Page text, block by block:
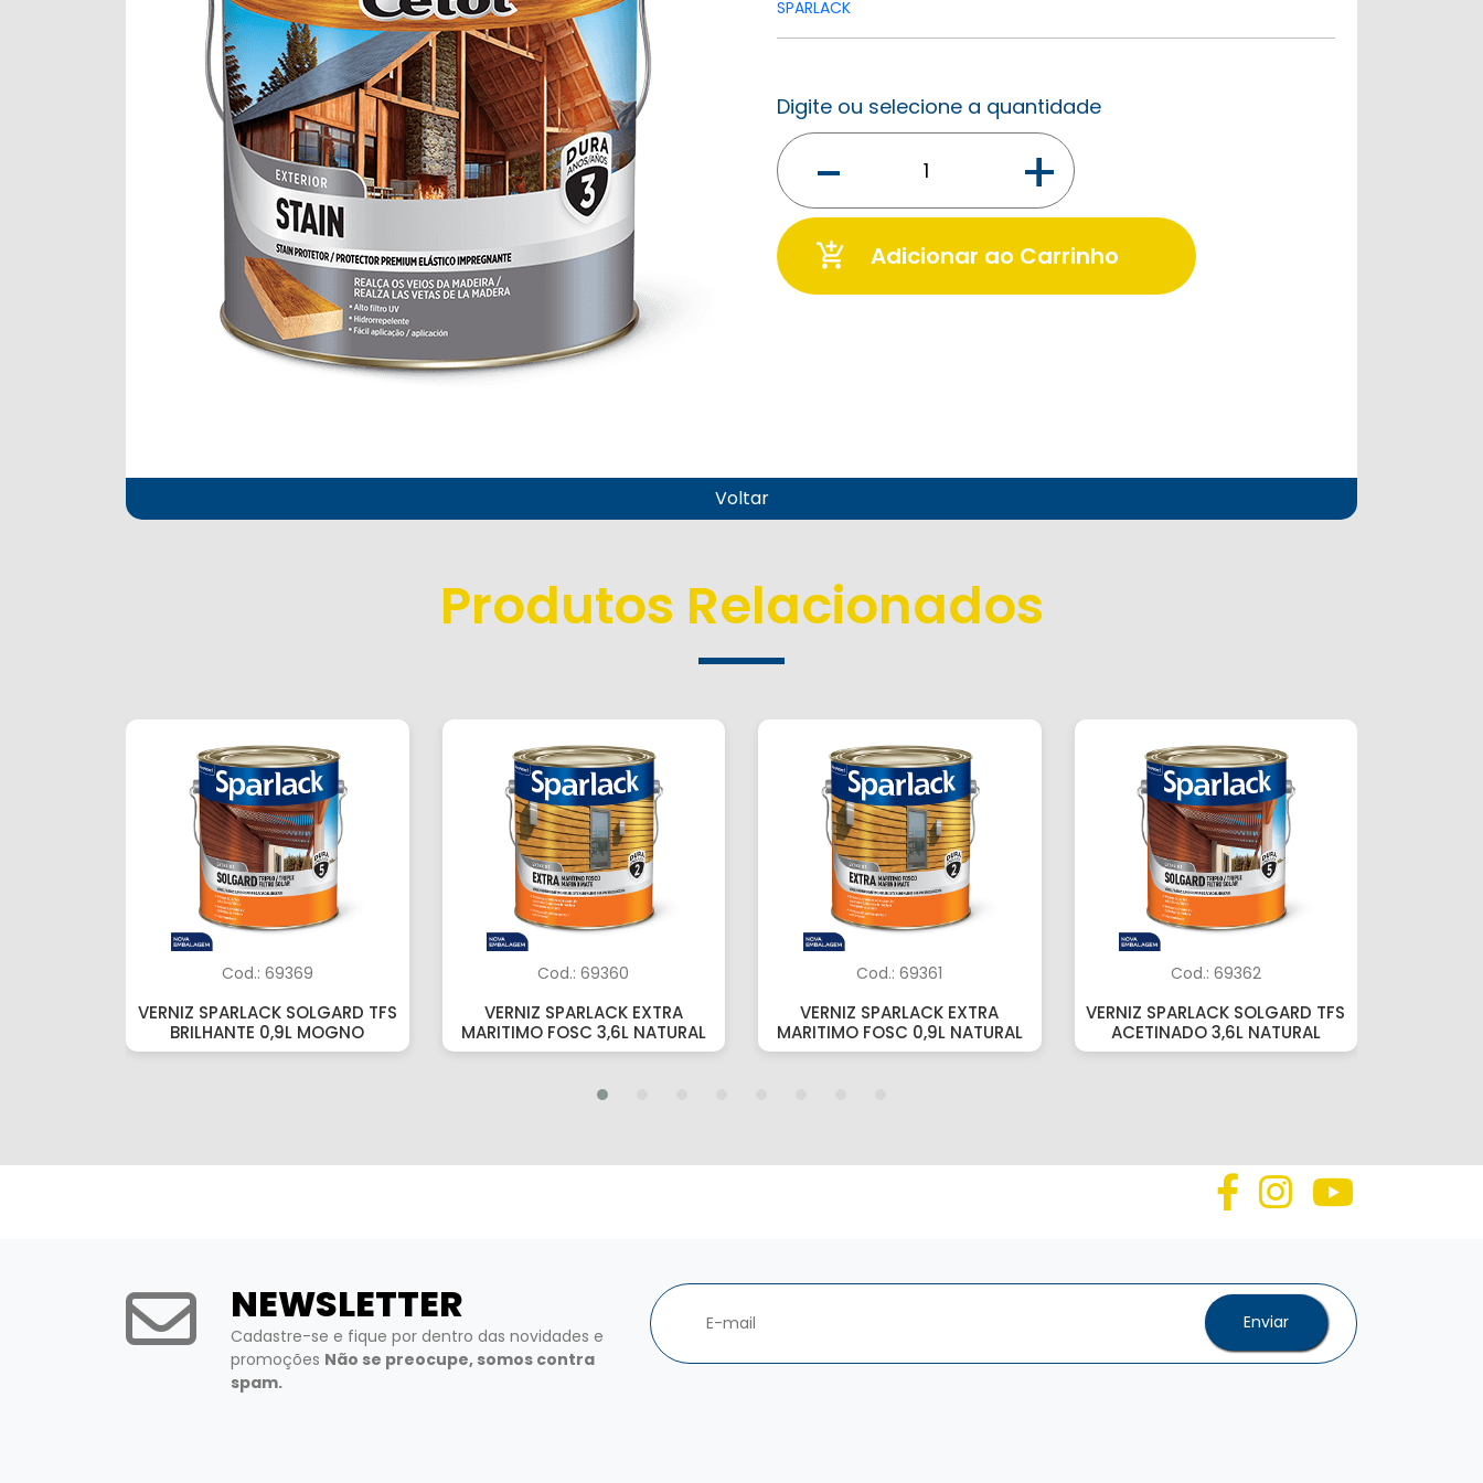
SPARLACK
Digite ou selecione a quantidade
- +
add_shopping_cart Adicionar ao Carrinho
Voltar
Produtos Relacionados
Cod.: 69369
VERNIZ SPARLACK SOLGARD TFS
BRILHANTE 0,9L MOGNO
Cod.: 69360
VERNIZ SPARLACK EXTRA
MARITIMO FOSC 3,6L NATURAL
Cod.: 69361
VERNIZ SPARLACK EXTRA
MARITIMO FOSC 0,9L NATURAL
Cod.: 69362
VERNIZ SPARLACK SOLGARD TFS
ACETINADO 3,6L NATURAL
NEWSLETTER
Cadastre-se e fique por dentro das novidades e
promoções Não se preocupe, somos contra
spam.
Enviar